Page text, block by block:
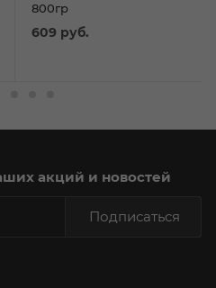
800гр
609 руб.
акций и новостей
Подписаться